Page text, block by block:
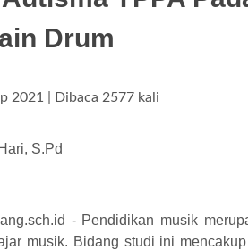
Drum
2021 | Dibaca 2577 kali
S.Pd
- Pendidikan musik
musik. Bidang studi ini